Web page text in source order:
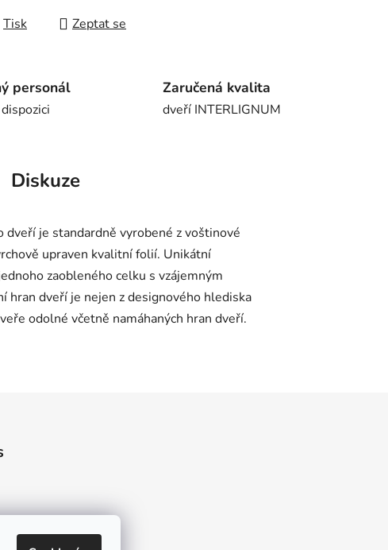
Tisk Zeptat se
personál Zaručená kvalita
dveří INTERLIGNUM
Diskuze
dveří je standardně vyrobené z voštinové
upraven kvalitní folií. Unikátní
zaobleného celku s vzájemným
hran dveří je nejen z designového hlediska
odolné včetně namáhaných hran dveří.
údajů